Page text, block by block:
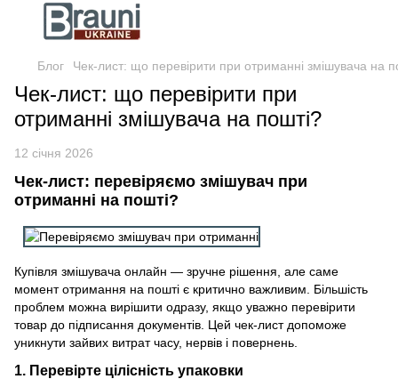
Блог Чек-лист: що перевірити при отриманні змішувача на
Чек-лист: що перевірити при
отриманні змішувача на пошті?
12 січня 2026
Чек-лист: перевіряємо змішувач при
отриманні на пошті?
Купівля змішувача онлайн — зручне рішення, але саме
момент отримання на пошті є критично важливим. Більшість
проблем можна вирішити одразу, якщо уважно перевірити
товар до підписання документів. Цей чек-лист допоможе
уникнути зайвих витрат часу, нервів і повернень.
1. Перевірте цілісність упаковки